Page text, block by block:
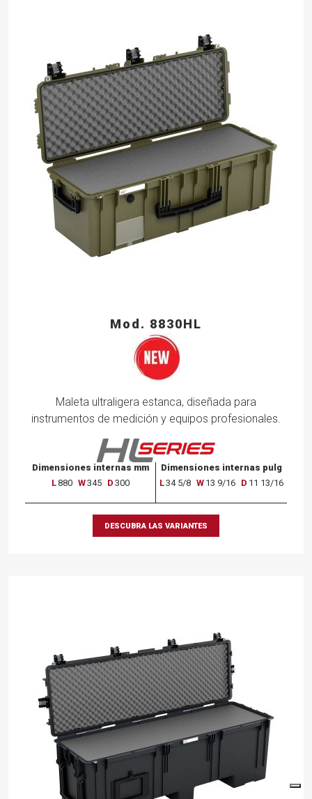
Mod. 8830HL
Maleta ultraligera estanca, diseñada para
instrumentos de medición y equipos profesionales.
Dimensiones internas mm
L880 W345 D 300
Dimensiones internas pulg
L34 5/8 W 13 9/16 D 11 13/16
DESCUBRA LAS VARIANTES